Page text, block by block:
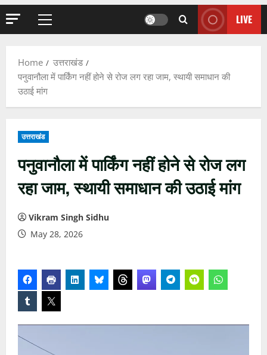
Primary
LIVE
Home
उत्तराखंड
पनुवानौला में पार्किंग नहीं होने से रोज लग रहा जाम, स्थायी समाधान की
उठाई मांग
उत्तराखंड
पनुवानौला में पार्किंग नहीं होने से रोज लग
रहा जाम, स्थायी समाधान की उठाई मांग
Vikram Singh Sidhu
May 28, 2026